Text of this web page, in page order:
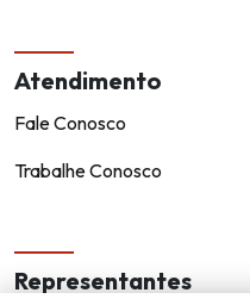
Atendimento
Fale Conosco
Trabalhe Conosco
Representantes